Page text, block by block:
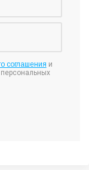
соглашения и